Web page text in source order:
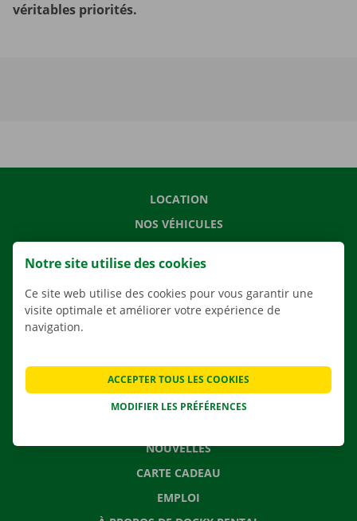
véritables priorités.
LOCATION
NOS VÉHICULES
AGENCES
APPLI
CONTACTEZ NOUS
NOUVELLES
CARTE CADEAU
EMPLOI
Notre site utilise des cookies
Ce site web utilise des cookies pour vous garantir une
visite optimale et améliorer votre expérience de
navigation.
MODIFIER LES PRÉFÉRENCES
ACCEPTER TOUS LES COOKIES